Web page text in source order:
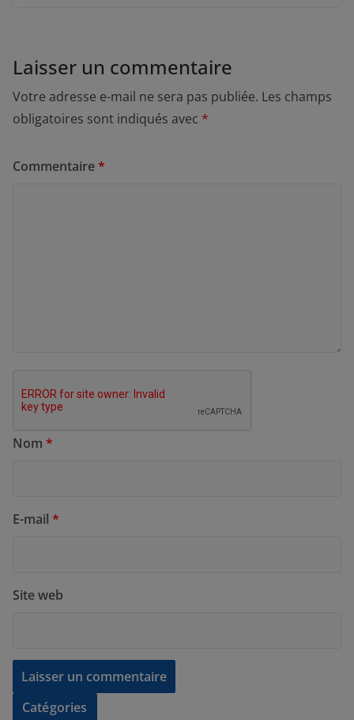
Laisser un commentaire
Votre adresse e-mail ne sera pas publiée. Les champs
obligatoires sont indiqués avec *
Commentaire*
Nom *
E-mail *
Site web
Catégories